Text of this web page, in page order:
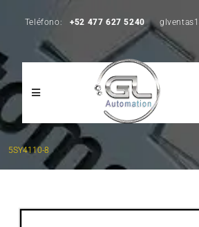
Teléfono: +52 477 627 5240
5SY4110-8